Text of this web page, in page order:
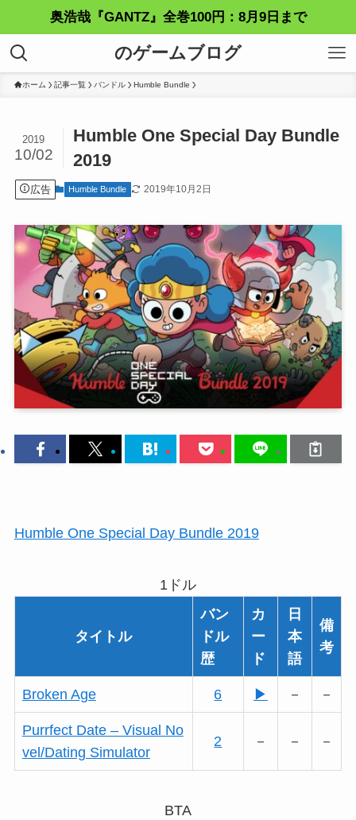
奥浩哉『GANTZ』全巻100円：8月9日まで
のゲームブログ
ホーム 記事一覧 バンドル Humble Bundle
Humble One Special Day Bundle
2019
2019
10/02
広告 Humble Bundle 2019年10月2日
Humble One Special Day Bundle 2019
1ドル
タイトル
バン
ドル
歴
カ
ー
ド
日
本
語
備
考
Broken Age 6 ▶ － －
Purrfect Date – Visual No
vel/Dating Simulator
2 － － －
BTA